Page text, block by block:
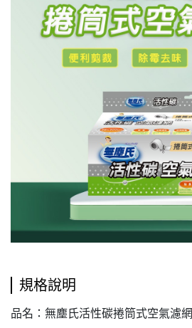
規格說明
品名：無塵氏活性碳捲筒式空氣濾網